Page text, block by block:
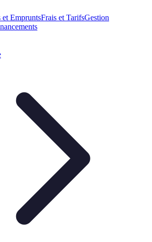
et EmpruntsFrais et TarifsGestion